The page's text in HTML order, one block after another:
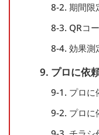
8-2. 期間限
8-3. QRコ
8-4. 効果測
9. プロに依
9-1. プロに
9-2. プロに